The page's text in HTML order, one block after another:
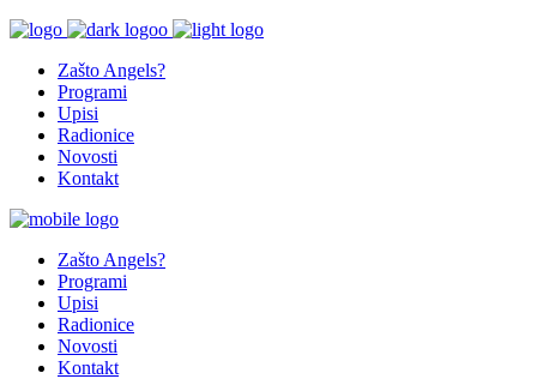
Zašto Angels?
Programi
Upisi
Radionice
Novosti
Kontakt
Zašto Angels?
Programi
Upisi
Radionice
Novosti
Kontakt